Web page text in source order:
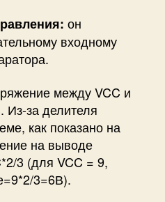
он
входному
между VCC и
Из-за делителя
как показано на
на выводе
3 (для VCC = 9,
3=6В).